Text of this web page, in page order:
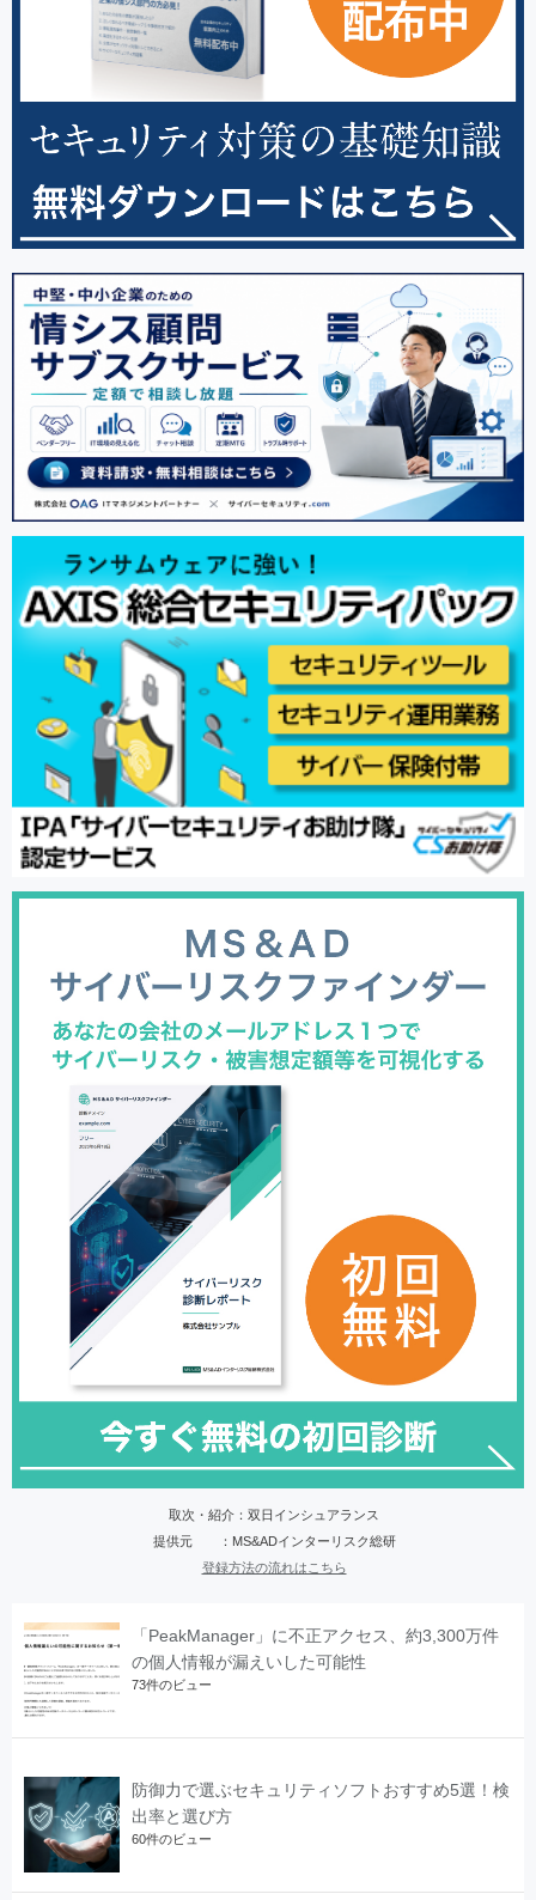
取次・紹介：双日インシュアランス
提供元 ：MS&ADインターリスク総研
登録方法の流れはこちら
「PeakManager」に不正アクセス、約3,300万件
の個人情報が漏えいした可能性
73件のビュー
防御力で選ぶセキュリティソフトおすすめ5選！検
出率と選び方
60件のビュー